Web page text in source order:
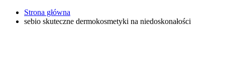
Strona główna
sebio skuteczne dermokosmetyki na niedoskonałości